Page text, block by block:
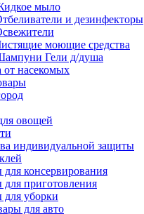
мыло
и дезинфекторы
моющие средства
Гели д/душа
от насекомых
овощей
индивидуальной защиты
для консервирования
для приготовления
для уборки
для авто